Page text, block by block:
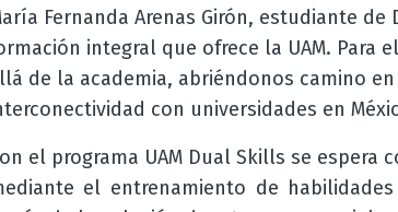
Fernanda Arenas Girón, estudiante
integral que ofrece la UAM. Para
de la academia, abriéndonos camino
con universidades en
el programa UAM Dual Skills se
el entrenamiento de